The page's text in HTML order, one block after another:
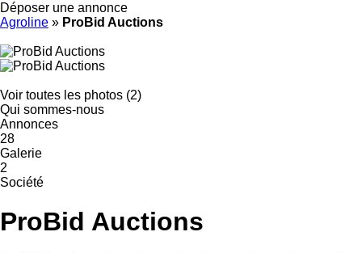
Déposer une annonce
Agroline » ProBid Auctions
Voir toutes les photos (2)
Qui sommes-nous
Annonces
28
Galerie
2
Société
ProBid Auctions